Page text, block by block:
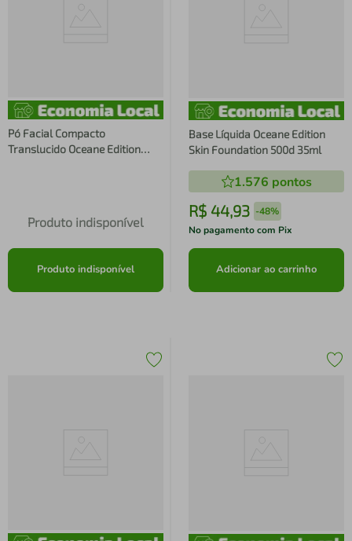
Pó Facial Compacto
Translucido Oceane Edition
Produto indisponível
Produto indisponível
Base Líquida Oceane Edition
Skin Foundation 500d 35ml
1.576 pontos
R$ 44,93 -48%
No pagamento com Pix
Adicionar ao carrinho